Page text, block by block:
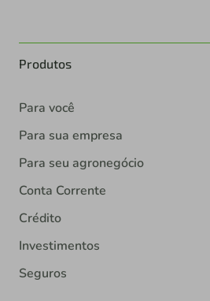
Produtos
Para você
Para sua empresa
Para seu agronegócio
Conta Corrente
Crédito
Investimentos
Seguros